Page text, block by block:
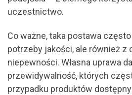
uczestnictwo.
Co ważne, taka postawa
potrzeby jakości, ale również z
niepewności. Własna uprawa
przewidywalność, których
przypadku produktów